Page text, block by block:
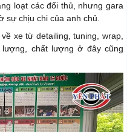
loạt các đối thủ, nhưng gara
sự chịu chi của anh chủ.
xe từ detailing, tuning, wrap,
chất lượng ở đây cũng